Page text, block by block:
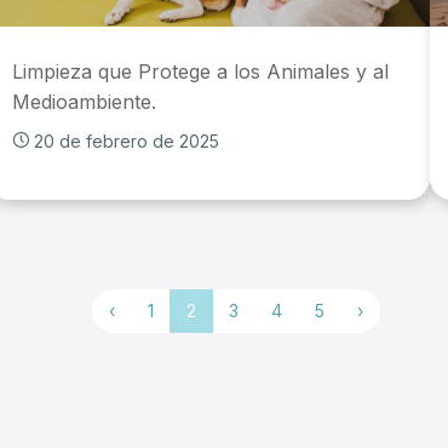
Limpieza que Protege a los Animales y al
Medioambiente.
20 de febrero de 2025
‹ 1 2 3 4 5 ›